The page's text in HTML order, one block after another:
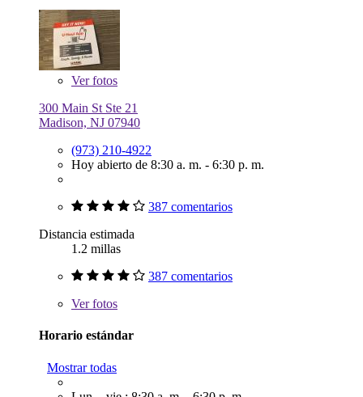
Verfotos
300 Main St Ste 21
Madison, NJ 07940
(973) 210-4922
Hoy abierto de 8:30 a. m. - 6:30 p. m.
387 comentarios
Distancia estimada
1.2 millas
387 comentarios
Verfotos
Horario estándar
Mostrar todas